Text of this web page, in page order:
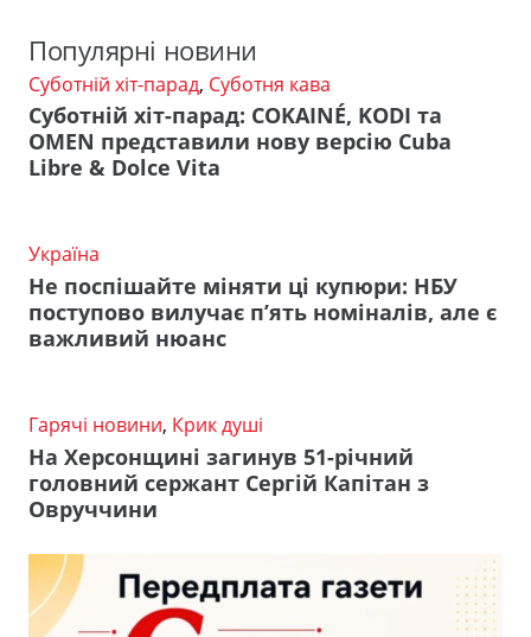
Популярні новини
Суботній хіт-парад, Суботня кава
Суботній хіт-парад: COKAINÉ, KODI та
OMEN представили нову версію Cuba
Libre & Dolce Vita
Україна
Не поспішайте міняти ці купюри: НБУ
поступово вилучає п’ять номіналів, але є
важливий нюанс
Гарячі новини, Крик душі
На Херсонщині загинув 51-річний
головний сержант Сергій Капітан з
Овруччини